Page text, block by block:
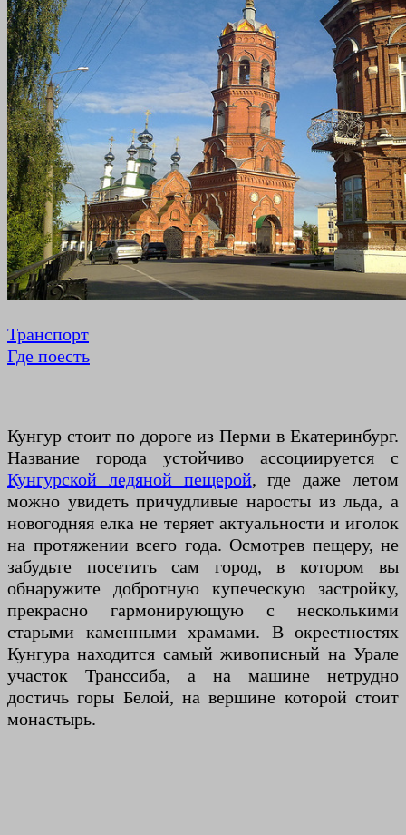
Транспорт
Где поесть
Кунгур стоит по дороге из Перми в Екатеринбург.
Название города устойчиво ассоциируется с
Кунгурской ледяной пещерой, где даже летом
можно увидеть причудливые наросты из льда, а
новогодняя елка не теряет актуальности и иголок
на протяжении всего года. Осмотрев пещеру, не
забудьте посетить сам город, в котором вы
обнаружите добротную купеческую застройку,
прекрасно гармонирующую с несколькими
старыми каменными храмами. В окрестностях
Кунгура находится самый живописный на Урале
участок Транссиба, а на машине нетрудно
достичь горы Белой, на вершине которой стоит
монастырь.